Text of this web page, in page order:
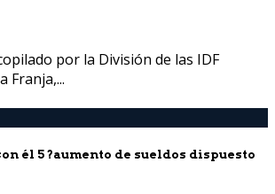
por la División de las IDF
Franja,...
él 5 ?aumento de sueldos dispuesto